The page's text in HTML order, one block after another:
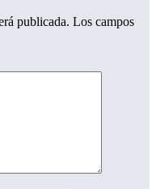
publicada. Los campos